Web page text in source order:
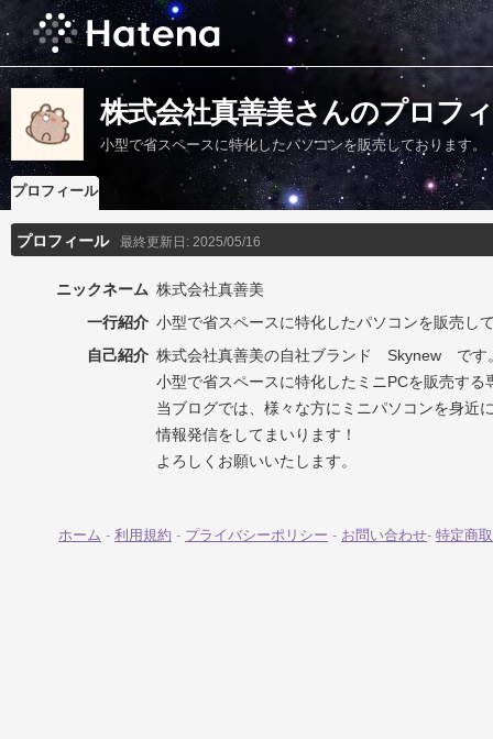
株式会社真善美さんのプロフ
小型で省スペースに特化したパソコンを販売しております。
プロフィール
プロフィール 最終更新日: 2025/05/16
ニックネーム 株式会社真善美
一行紹介 小型で省スペースに特化したパソコンを販売し
自己紹介 株式会社真善美の自社ブランド Skynew です
小型で省スペースに特化したミニPCを販売する
当ブログでは、様々な方にミニパソコンを身近
情報発信をしてまいります！
よろしくお願いいたします。
ホーム - 利用規約 - プライバシーポリシー - お問い合わせ- 特定商